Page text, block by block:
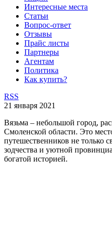
Интересные места
Статьи
Вопрос-ответ
Отзывы
Прайс листы
Партнеры
Агентам
Политика
Как купить?
RSS
21 января 2021
Вязьма – небольшой город,
Смоленской области. Это
путешественников не только
зодчества и уютной
богатой историей.